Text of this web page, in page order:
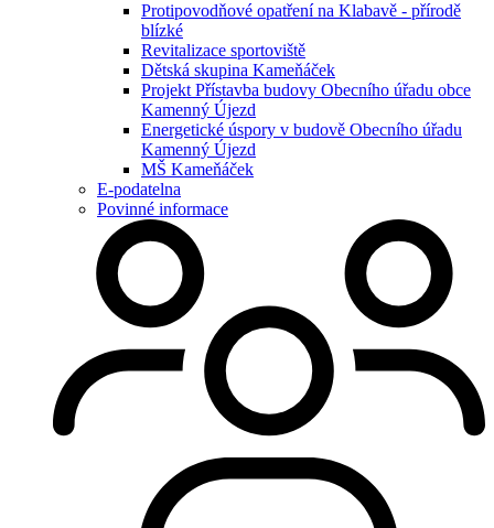
Protipovodňové opatření na Klabavě - přírodě
blízké
Revitalizace sportoviště
Dětská skupina Kameňáček
Projekt Přístavba budovy Obecního úřadu obce
Kamenný Újezd
Energetické úspory v budově Obecního úřadu
Kamenný Újezd
MŠ Kameňáček
E-podatelna
Povinné informace